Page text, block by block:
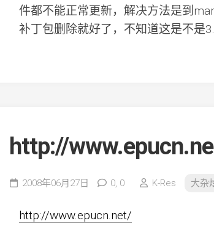
件都不能正常更新，解决方法是到
补丁包删除就好了，不知道这是不是
http://
2008年06月27日 0, 0 K-Res 大杂
http://www.epucn.net/